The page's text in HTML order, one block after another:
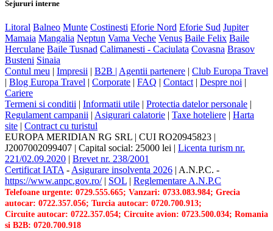
Sejururi interne
Litoral Balneo Munte Costinesti Eforie Nord Eforie Sud Jupiter
Mamaia Mangalia Neptun Vama Veche Venus Baile Felix Baile
Herculane Baile Tusnad Calimanesti - Caciulata Covasna Brasov
Busteni Sinaia
Contul meu | Impresii | B2B | Agentii partenere | Club Europa Travel
| Blog Europa Travel | Corporate | FAQ | Contact | Despre noi |
Cariere
Termeni si conditii | Informatii utile | Protectia datelor personale |
Regulament campanii | Asigurari calatorie | Taxe hoteliere | Harta
site | Contract cu turistul
EUROPA MERIDIAN RG SRL | CUI RO20945823 |
J2007002099407 | Capital social: 25000 lei | Licenta turism nr.
221/02.09.2020 | Brevet nr. 238/2001
Certificat IATA - Asigurare insolventa 2026 | A.N.P.C. -
https://www.anpc.gov.ro/| SOL | Reglementare A.N.P.C
Telefoane urgente: 0729.555.665; Vanzari: 0733.083.984; Grecia
autocar: 0722.357.056; Turcia autocar: 0720.700.913;
Circuite autocar: 0722.357.054; Circuite avion: 0723.500.034; Romania
si B2B: 0720.700.918